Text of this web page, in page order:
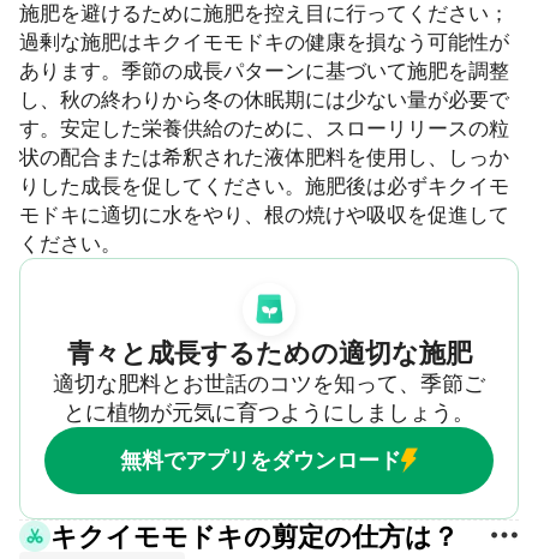
施肥を避けるために施肥を控え目に行ってください；
過剰な施肥はキクイモモドキの健康を損なう可能性が
あります。季節の成長パターンに基づいて施肥を調整
し、秋の終わりから冬の休眠期には少ない量が必要で
す。安定した栄養供給のために、スローリリースの粒
状の配合または希釈された液体肥料を使用し、しっか
りした成長を促してください。施肥後は必ずキクイモ
モドキに適切に水をやり、根の焼けや吸収を促進して
ください。
青々と成長するための適切な施肥
適切な肥料とお世話のコツを知って、季節ご
とに植物が元気に育つようにしましょう。
無料でアプリをダウンロード
キクイモモドキの剪定の仕方は？